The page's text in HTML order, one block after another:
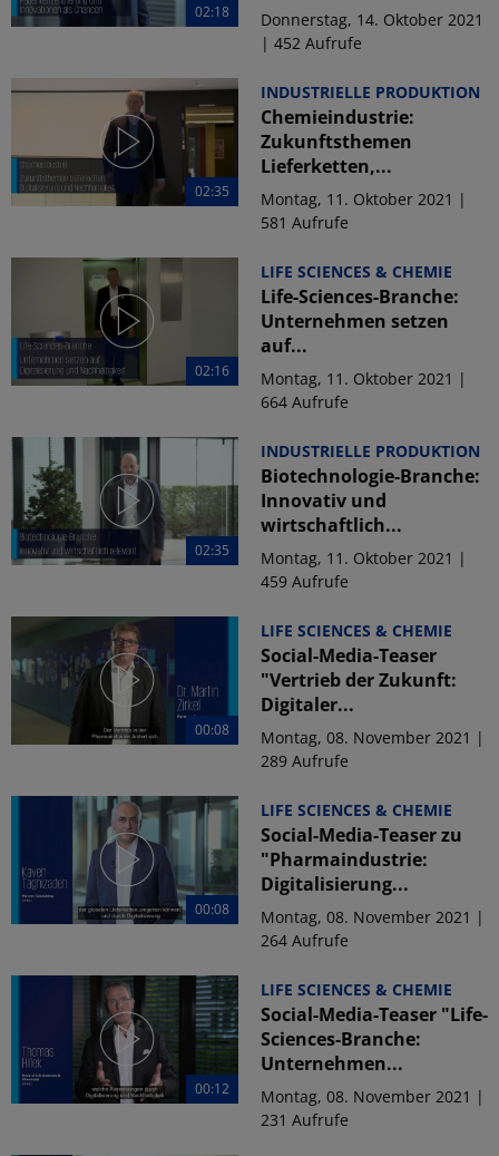
02:18
Donnerstag, 14. Oktober 2021
| 452 Aufrufe
02:35
INDUSTRIELLE PRODUKTION
Chemieindustrie:
Zukunftsthemen
Lieferketten,...
Montag, 11. Oktober 2021 |
581 Aufrufe
02:16
LIFE SCIENCES & CHEMIE
Life-Sciences-Branche:
Unternehmen setzen
auf...
Montag, 11. Oktober 2021 |
664 Aufrufe
02:35
INDUSTRIELLE PRODUKTION
Biotechnologie-Branche:
Innovativ und
wirtschaftlich...
Montag, 11. Oktober 2021 |
459 Aufrufe
00:08
LIFE SCIENCES & CHEMIE
Social-Media-Teaser
"Vertrieb der Zukunft:
Digitaler...
Montag, 08. November 2021 |
289 Aufrufe
00:08
LIFE SCIENCES & CHEMIE
Social-Media-Teaser zu
"Pharmaindustrie:
Digitalisierung...
Montag, 08. November 2021 |
264 Aufrufe
00:12
LIFE SCIENCES & CHEMIE
Social-Media-Teaser "Life-
Sciences-Branche:
Unternehmen...
Montag, 08. November 2021 |
231 Aufrufe